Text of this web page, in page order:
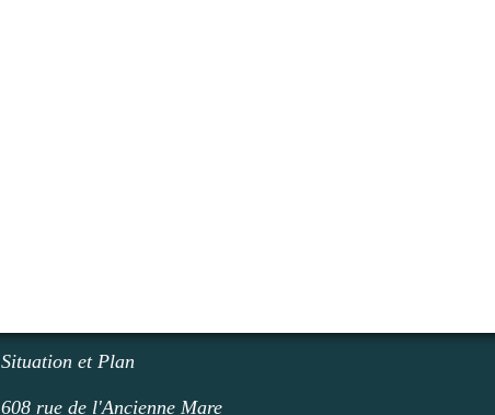
Situation et Plan
608 rue de l'Ancienne Mare